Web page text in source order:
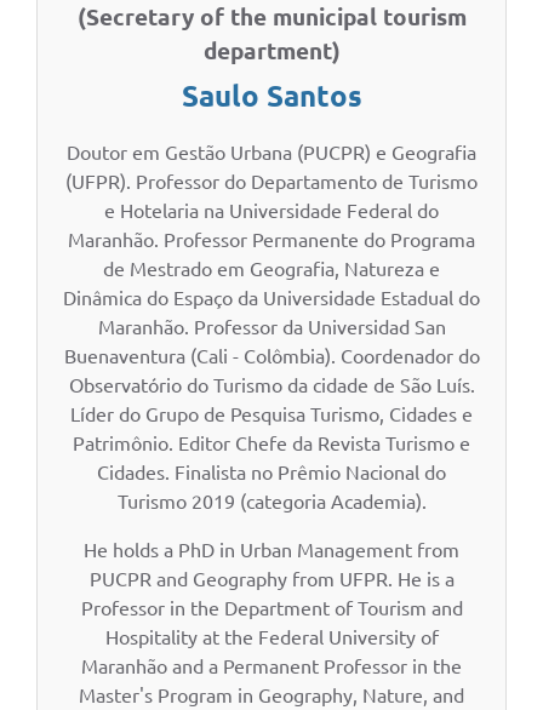
(Secretary of the municipal tourism
department)
Saulo Santos
Doutor em Gestão Urbana (PUCPR) e Geografia
(UFPR). Professor do Departamento de Turismo
e Hotelaria na Universidade Federal do
Maranhão. Professor Permanente do Programa
de Mestrado em Geografia, Natureza e
Dinâmica do Espaço da Universidade Estadual do
Maranhão. Professor da Universidad San
Buenaventura (Cali - Colômbia). Coordenador do
Observatório do Turismo da cidade de São Luís.
Líder do Grupo de Pesquisa Turismo, Cidades e
Patrimônio. Editor Chefe da Revista Turismo e
Cidades. Finalista no Prêmio Nacional do
Turismo 2019 (categoria Academia).
He holds a PhD in Urban Management from
PUCPR and Geography from UFPR. He is a
Professor in the Department of Tourism and
Hospitality at the Federal University of
Maranhão and a Permanent Professor in the
Master's Program in Geography, Nature, and